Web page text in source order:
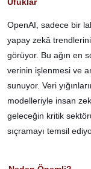
OpenAI, sadece bir
yapay zekâ
görüyor. Bu ağın en
verinin işlenmesi ve
sunuyor. Veri
modelleriyle insan
geleceğin kritik
sıçramayı temsil